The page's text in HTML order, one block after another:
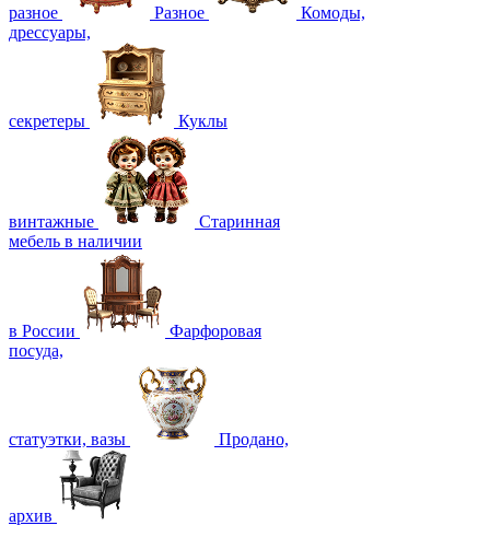
разное Разное
Комоды,
дрессуары,
секретеры Куклы
винтажные
Старинная
мебель в наличии
в России
Фарфоровая
посуда,
статуэтки, вазы Продано,
архив